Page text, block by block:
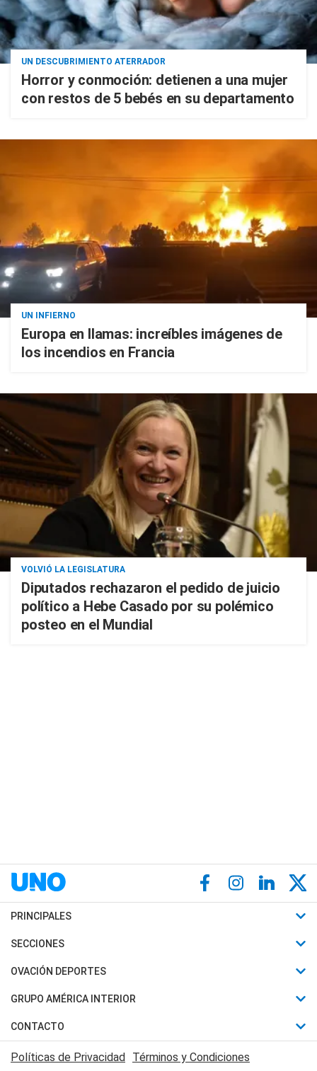
UN DESCUBRIMIENTO ATERRADOR
Horror y conmoción: detienen a una mujer
con restos de 5 bebés en su departamento
UN INFIERNO
Europa en llamas: increíbles imágenes de
los incendios en Francia
VOLVIÓ LA LEGISLATURA
Diputados rechazaron el pedido de juicio
político a Hebe Casado por su polémico
posteo en el Mundial
PRINCIPALES
Últimas Noticias
Política
Judiciales
Economia
SECCIONES
Horóscopo
Motores
Trucos caseros
Series y Películas
OVACIÓN DEPORTES
Fútbol
Mundial
Automovilismo
Rugby
GRUPO AMÉRICA INTERIOR
Canal 7 en Vivo
CONTACTO
Acerca de Nosotros
Políticas de Privacidad Términos y Condiciones